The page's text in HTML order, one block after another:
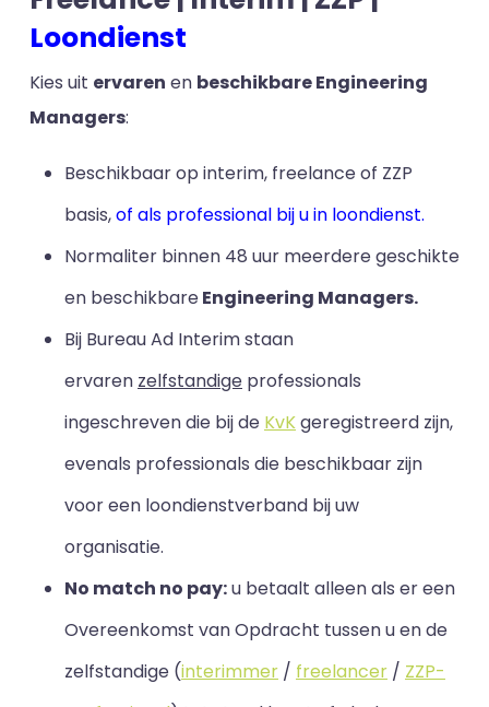
Loondienst
Kies uit ervaren en beschikbare Engineering
Managers:
Beschikbaar op interim, freelance of ZZP
basis,of als professional bij u in loondienst.
Normaliter binnen 48 uur meerdere geschikte
en beschikbareEngineering Managers.
Bij Bureau Ad Interim staan
ervaren zelfstandige professionals
ingeschreven die bij de KvKgeregistreerd zijn,
evenals professionals die beschikbaar zijn
voor een loondienstverband bij uw
organisatie.
No match no pay:u betaalt alleen als er een
Overeenkomst van Opdracht tussen u en de
zelfstandige (interimmer / freelancer / ZZP-